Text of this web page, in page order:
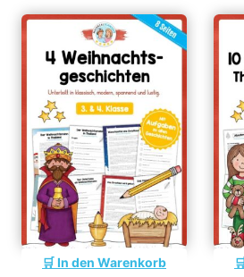
In den Warenkorb